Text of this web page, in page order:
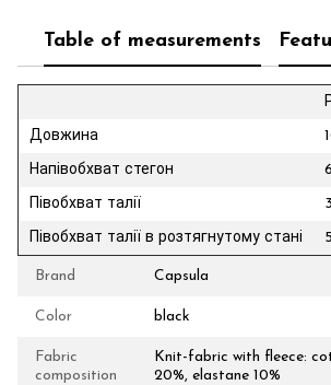
Table of measurements
Довжина
Напівобхват стегон
Півобхват талії
Півобхват талії в розтягнутому стані
Brand Capsula
Color black
Fabric
composition
Knit-fabric with fleece:
20%, elastane 10%